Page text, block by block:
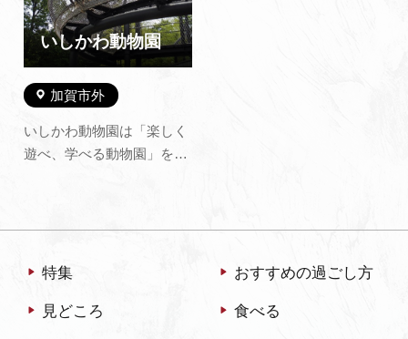
2020年4月20日～当面の
間、臨時休業しておりま
す。営業再開につ…
いしかわ動物園
加賀市外
いしかわ動物園は「楽しく
遊べ、学べる動物園」を基
境を再現しています。また
も、やさしい施設であるよ
特集 おすすめの過ごし方
見どころ 食べる